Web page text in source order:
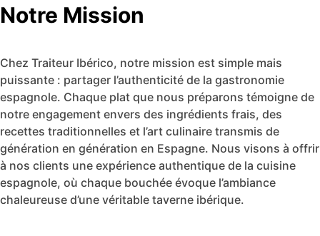
Notre Mission
Chez Traiteur Ibérico, notre mission est simple mais
puissante : partager l’authenticité de la gastronomie
espagnole. Chaque plat que nous préparons témoigne de
notre engagement envers des ingrédients frais, des
recettes traditionnelles et l’art culinaire transmis de
génération en génération en Espagne. Nous visons à offrir
à nos clients une expérience authentique de la cuisine
espagnole, où chaque bouchée évoque l’ambiance
chaleureuse d’une véritable taverne ibérique.